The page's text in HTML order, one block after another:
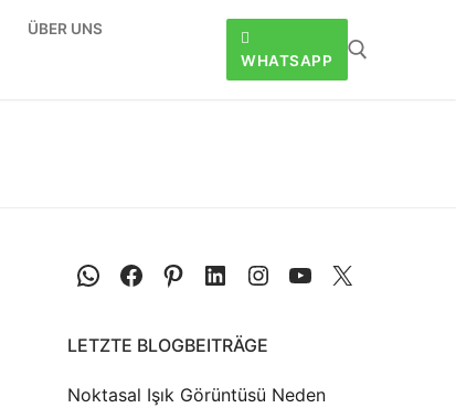
ÜBER UNS
WHATSAPP
LETZTE BLOGBEITRÄGE
Noktasal Işık Görüntüsü Neden